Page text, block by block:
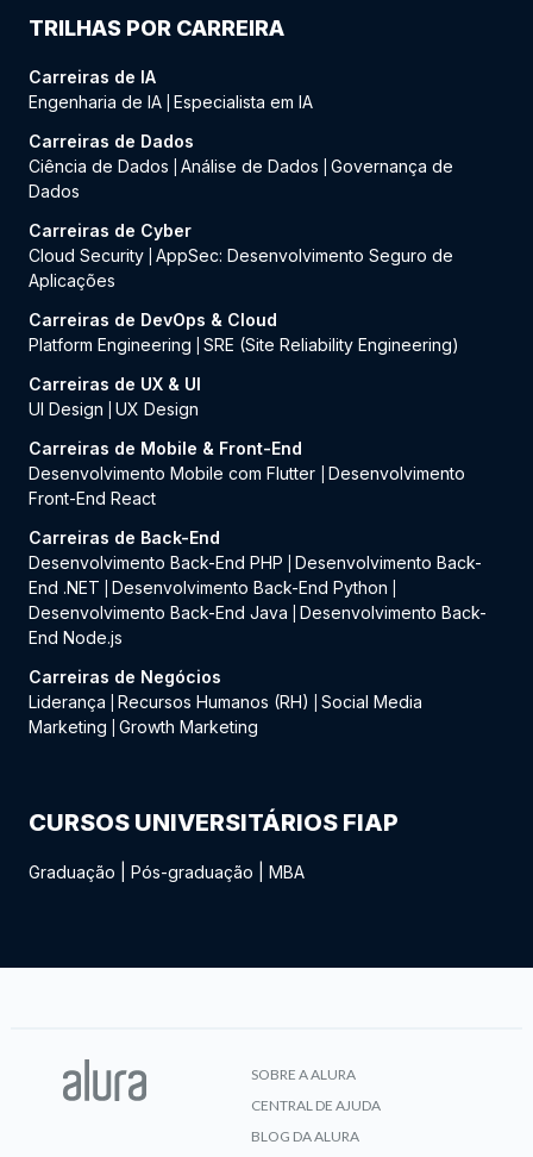
TRILHAS POR CARREIRA
Carreiras de IA
Engenharia de IA Especialista em IA
Carreiras de Dados
Ciência de Dados
Análise de Dados
Governança de
Dados
Carreiras de Cyber
Cloud Security AppSec: Desenvolvimento Seguro de
Aplicações
Carreiras de DevOps & Cloud
Platform Engineering
SRE (Site Reliability Engineering)
Carreiras de UX & UI
UI Design
UX Design
Carreiras de Mobile & Front-End
Desenvolvimento Mobile com Flutter
Desenvolvimento
Front-End React
Carreiras de Back-End
Desenvolvimento Back-End PHP
Desenvolvimento Back-
End .NET
Desenvolvimento Back-End Python
Desenvolvimento Back-End Java
Desenvolvimento Back-
End Node.js
Carreiras de Negócios
Liderança
Recursos Humanos (RH)
Social Media
Marketing
Growth Marketing
CURSOS UNIVERSITÁRIOS FIAP
Graduação Pós-graduação MBA
SOBRE A ALURA
CENTRAL DE AJUDA
BLOG DA ALURA